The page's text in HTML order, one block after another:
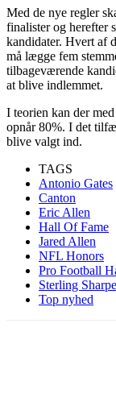
Med de nye regler
finalister og herefter
kandidater. Hvert af
må lægge fem
tilbageværende
at blive indlemmet.
I teorien kan der
opnår 80%. I det
blive valgt ind.
TAGS
Antonio Gates
Canton
Eric Allen
Hall Of Fame
Jared Allen
NFL Honors
Pro Football
Sterling Sharpe
Top nyhed